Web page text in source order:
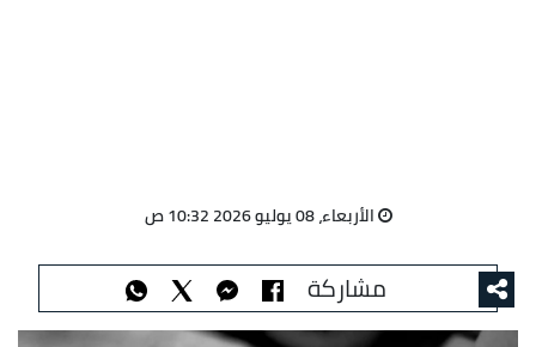
الأربعاء، 08 يوليو 2026 10:32 ص
مشاركة